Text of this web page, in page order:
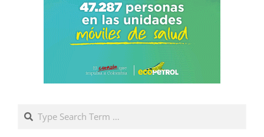
Search